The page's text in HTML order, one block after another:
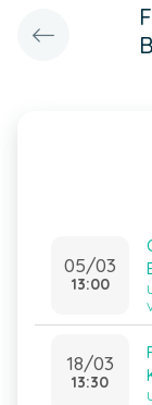
05/03
13:00
18/03
13:30